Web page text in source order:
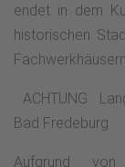
endet in dem
historischen
ACHTUNG:
Bad Fredeburg
Aufgrund